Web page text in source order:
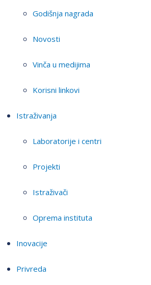
Godišnja nagrada
Novosti
Vinča u medijima
Korisni linkovi
Istraživanja
Laboratorije i centri
Projekti
Istraživači
Oprema instituta
Inovacije
Privreda